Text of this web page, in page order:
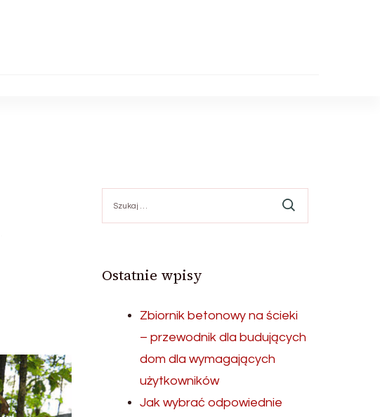
Ostatnie wpisy
Zbiornik betonowy na ścieki
– przewodnik dla budujących
dom dla wymagających
użytkowników
Jak wybrać odpowiednie